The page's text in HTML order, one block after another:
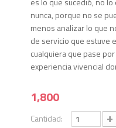
nunca, porque no se
menos analizar lo que
de servicio que estuve
cualquiera que pase
experiencia vivencial
1,800
Cantidad: +